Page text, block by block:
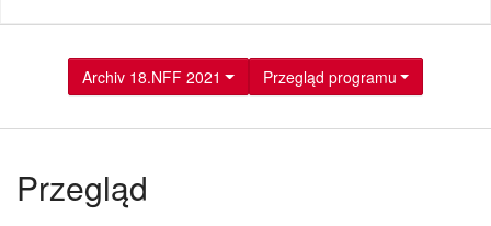
Archiv 18.NFF 2021 Przegląd programu
Przegląd